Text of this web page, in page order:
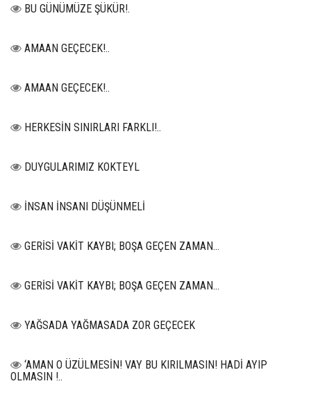
BU GÜNÜMÜZE ŞÜKÜR!.
AMAAN GEÇECEK!..
AMAAN GEÇECEK!..
HERKESİN SINIRLARI FARKLI!..
DUYGULARIMIZ KOKTEYL
İNSAN İNSANI DÜŞÜNMELİ
GERİSİ VAKİT KAYBI; BOŞA GEÇEN ZAMAN...
GERİSİ VAKİT KAYBI; BOŞA GEÇEN ZAMAN...
YAĞSADA YAĞMASADA ZOR GEÇECEK
‘AMAN O ÜZÜLMESİN! VAY BU KIRILMASIN! HADİ AYIP
OLMASIN !..